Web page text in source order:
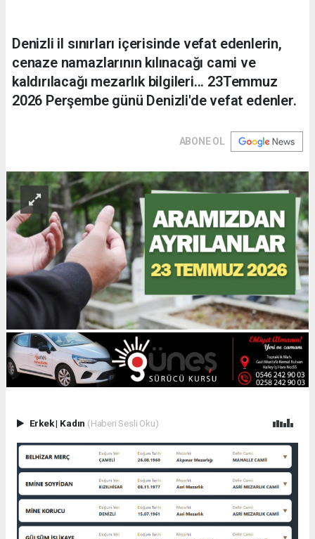
Denizli il sınırları içerisinde vefat edenlerin,
cenaze namazlarının kılınacağı cami ve
kaldırılacağı mezarlık bilgileri... 23Temmuz
2026 Perşembe günü Denizli'de vefat edenler.
ABONE OL
Erkek| Kadın (Haberi Sesli Oku)